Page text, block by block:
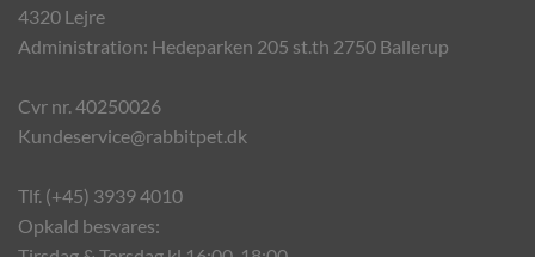
4320 Lejre
Administration: Hedeparken 205 st.th 2750 Ballerup
Cvr nr. 40250026
Kundeservice@rabbitpet.dk
Tlf. (+45) 3939 4010
Opkald besvares: